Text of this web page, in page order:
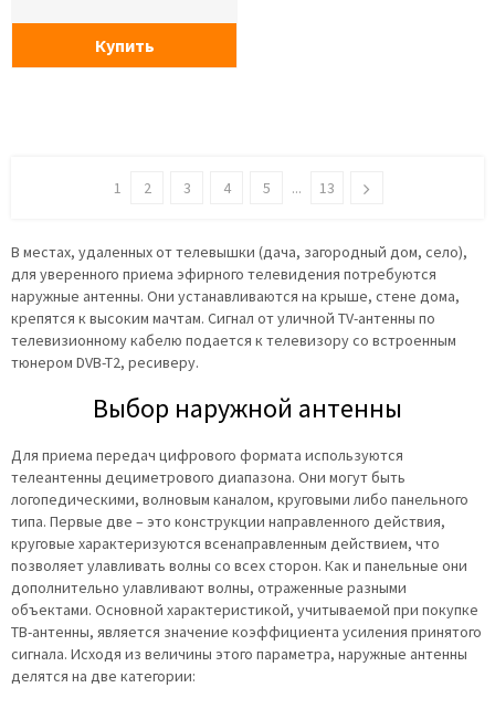
Купить
1 2 3 4 5 ... 13
В местах, удаленных от телевышки (дача, загородный дом, село),
для уверенного приема эфирного телевидения потребуются
наружные антенны. Они устанавливаются на крыше, стене дома,
крепятся к высоким мачтам. Сигнал от уличной TV-антенны по
телевизионному кабелю подается к телевизору со встроенным
тюнером DVB-T2, ресиверу.
Выбор наружной антенны
Для приема передач цифрового формата используются
телеантенны дециметрового диапазона. Они могут быть
логопедическими, волновым каналом, круговыми либо панельного
типа. Первые две – это конструкции направленного действия,
круговые характеризуются всенаправленным действием, что
позволяет улавливать волны со всех сторон. Как и панельные они
дополнительно улавливают волны, отраженные разными
объектами. Основной характеристикой, учитываемой при покупке
ТВ-антенны, является значение коэффициента усиления принятого
сигнала. Исходя из величины этого параметра, наружные антенны
делятся на две категории: